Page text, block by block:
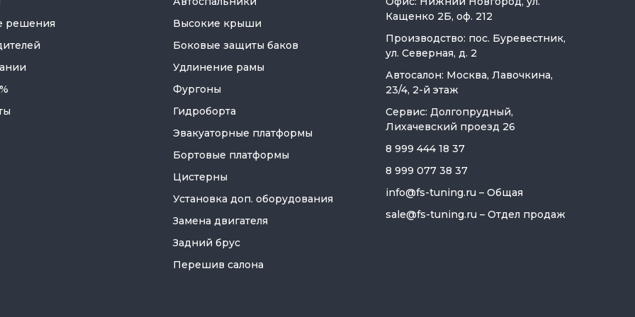
решения
Высокие крыши
Боковые защиты баков
Удлинение рамы
Фургоны
Гидроборта
Эвакуаторные платформы
Бортовые платформы
Цистерны
Установка доп. оборудования
Замена двигателя
Задний брус
Перешив салона
Кащенко 2Б, оф. 212
Производство: пос. Буревестник,
ул. Северная, д. 2
Автосалон: Москва, Лавочкина,
23/4, 2-й этаж
Сервис: Долгопрудный,
Лихачевский проезд 26
8 999 444 18 37
8 999 077 38 37
info@fs-tuning.ru – Общая
sale@fs-tuning.ru – Отдел продаж